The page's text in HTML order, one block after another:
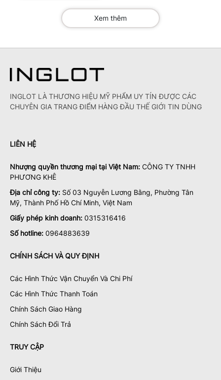
Xem thêm
INGLOT LÀ THƯƠNG HIỆU MỸ PHẨM UY TÍN ĐƯỢC CÁC
CHUYÊN GIA TRANG ĐIỂM HÀNG ĐẦU THẾ GIỚI TIN DÙNG
LIÊN HỆ
Nhượng quyền thương mại tại Việt Nam: CÔNG TY TNHH
PHƯƠNG KHÊ
Địa chỉ công ty: Số 03 Nguyễn Lương Bằng, Phường Tân
Mỹ, Thành Phố Hồ Chí Minh, Việt Nam
Giấy phép kinh doanh: 0315316416
Số hotline: 0964883639
CHÍNH SÁCH VÀ QUY ĐỊNH
Các Hình Thức Vận Chuyển Và Chi Phí
Các Hình Thức Thanh Toán
Chính Sách Giao Hàng
Chính Sách Đổi Trả
TRUY CẬP
Giới Thiệu